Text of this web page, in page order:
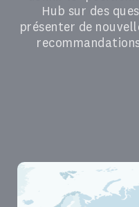
Hub sur des
présenter de